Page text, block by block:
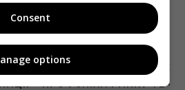
ДЖОН І ТЕМНИЙ ФЕНІКС
Наступна стаття
– ПРО УСПІХИ РИНКУ ТВ-
Consent
options